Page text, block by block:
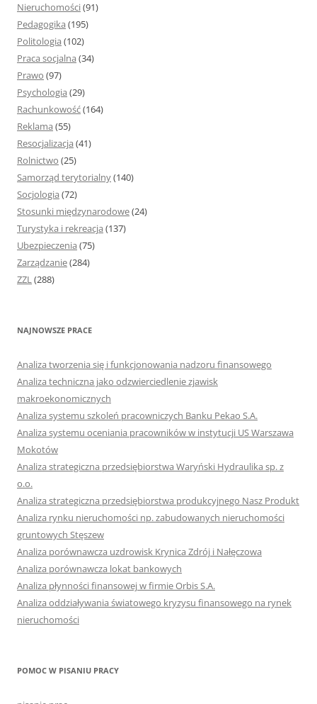
Nieruchomości(91)
Pedagogika (195)
Politologia (102)
Praca socjalna (34)
Prawo (97)
Psychologia (29)
Rachunkowość(164)
Reklama (55)
Resocjalizacja (41)
Rolnictwo (25)
Samorząd terytorialny(140)
Socjologia (72)
Stosunki międzynarodowe(24)
Turystyka i rekreacja (137)
Ubezpieczenia (75)
Zarządzanie(284)
ZZL(288)
NAJNOWSZE PRACE
Analiza tworzenia się i funkcjonowania nadzoru finansowego
Analiza techniczna jako odzwierciedlenie zjawisk
makroekonomicznych
Analiza systemu szkoleń pracowniczych Banku Pekao S.A.
Analiza systemu oceniania pracowników w instytucji US Warszawa
Mokotów
Analiza strategiczna przedsiębiorstwa Waryński Hydraulika sp. z
o.o.
Analiza strategiczna przedsiębiorstwa produkcyjnego Nasz Produkt
Analiza rynku nieruchomości np. zabudowanych nieruchomości
gruntowych Stęszew
Analiza porównawcza uzdrowisk Krynica Zdrój i Nałęczowa
Analiza porównawcza lokat bankowych
Analiza płynności finansowej w firmie Orbis S.A.
Analiza oddziaływania światowego kryzysu finansowego na rynek
nieruchomości
POMOC W PISANIU PRACY